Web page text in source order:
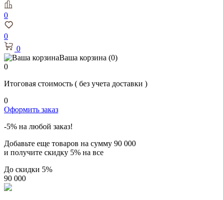
0
0
0
Ваша корзина (0)
0
Итоговая стоимость ( без учета доставки )
0
Оформить заказ
-5% на любой заказ!
Добавьте еще товаров на сумму 90 000
и получите скидку 5% на все
До скидки 5%
90 000